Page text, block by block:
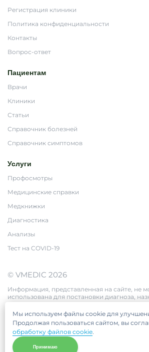
Регистрация клиники
Политика конфиденциальности
Контакты
Вопрос-ответ
Пациентам
Врачи
Клиники
Статьи
Справочник болезней
Справочник симптомов
Услуги
Профосмотры
Медицинские справки
Медкнижки
Диагностика
Анализы
Тест на COVID-19
© VMEDIC 2026
Информация, представленная на сайте, не
использована для постановки диагноза,
заменяет прием врача.
Цены, приведённые на сайте, не
публичной офертой и носят
Мы используем файлы cookie для
Продолжая пользоваться сайтом, вы
обработку файлов cookie.
Принимаю